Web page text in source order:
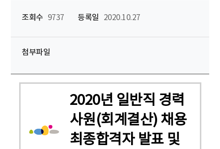
조회수 9737 등록일 2020.10.27
첨부파일
2020년 일반직 경력
사원(회계결산) 채용
최종합격자 발표 및